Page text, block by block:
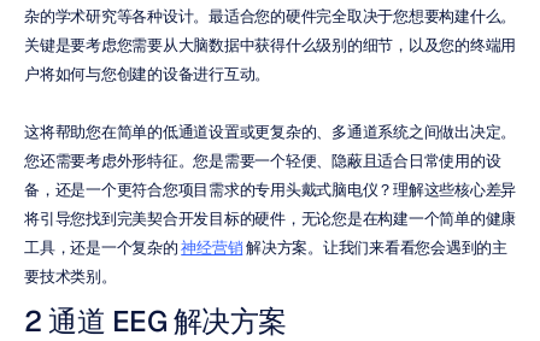
杂的学术研究等各种设计。最适合您的硬件完全取决于您想要构建什么。
关键是要考虑您需要从大脑数据中获得什么级别的细节，以及您的终端用
户将如何与您创建的设备进行互动。
这将帮助您在简单的低通道设置或更复杂的、多通道系统之间做出决定。
您还需要考虑外形特征。您是需要一个轻便、隐蔽且适合日常使用的设
备，还是一个更符合您项目需求的专用头戴式脑电仪？理解这些核心差异
将引导您找到完美契合开发目标的硬件，无论您是在构建一个简单的健康
工具，还是一个复杂的 神经营销 解决方案。让我们来看看您会遇到的主
要技术类别。
2 通道 EEG 解决方案